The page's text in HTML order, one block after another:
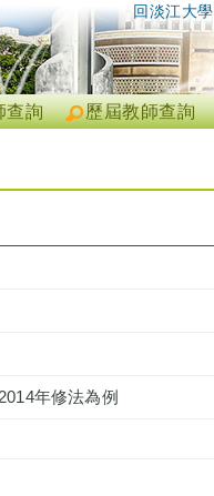
回淡江大學
歷屆教師查詢
查詢
年修法為例